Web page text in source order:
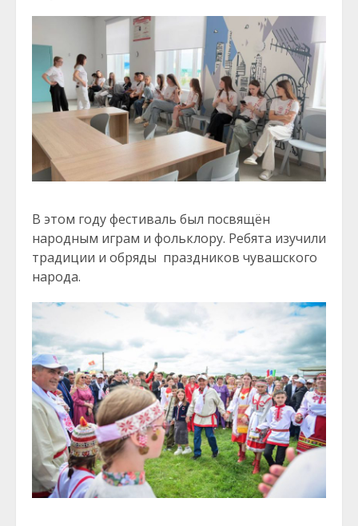
В этом году фестиваль был посвящён
народным играм и фольклору. Ребята изучили
традиции и обряды праздников чувашского
народа.